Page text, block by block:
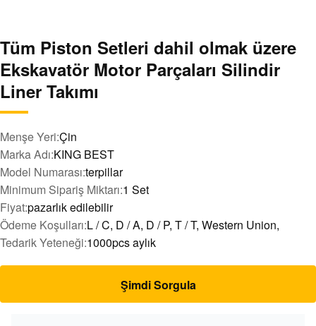
Tüm Piston Setleri dahil olmak üzere
Ekskavatör Motor Parçaları Silindir
Liner Takımı
Menşe Yeri:Çin
Marka Adı:KING BEST
Model Numarası:terpillar
Minimum Sipariş Miktarı:1 Set
Fiyat:pazarlık edilebilir
Ödeme Koşulları:L / C, D / A, D / P, T / T, Western Union,
Tedarik Yeteneği:1000pcs aylık
Şimdi Sorgula